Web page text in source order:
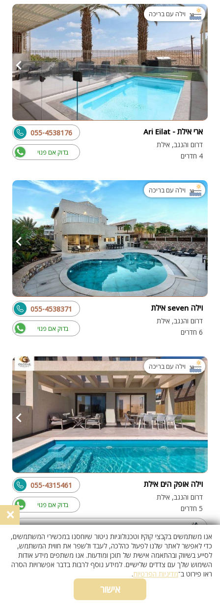
וילה עם בריכה
ארי אילת - Ari Eilat
דרום והנגב, אילת
4 חדרים
בדוק אם פנוי
055-4538176
וילה עם בריכה
וילה seven אילת
דרום והנגב, אילת
6 חדרים
בדוק אם פנוי
055-4538371
וילה עם בריכה
וילה אופק הים אילת
דרום והנגב, אילת
5 חדרים
בדוק אם פנוי
055-4315461
מכבדים שוברי מילואים
וילה עם בריכה
×
אנו משתמשים בקבצי קוקיז וטכנולוגיות ניטור שיוחסנו במכשירי המשתמשים,
כדי לאפשר לאתר שלנו לפעול כהלכה, לעבד ולשפר את חווית המשתמש,
לסייע בשיווק ובהתאמה אישית של תוכן ומודעות. אנו משתפים מידע אודות
השימוש שלך עם צדדים שלישיים. למידע נוסף לרבות בדבר אפשרויות הסרה
ראו פירוט ב־מדיניות הפרטיות.
אישור